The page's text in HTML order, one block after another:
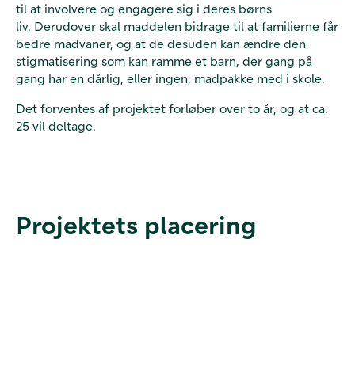
til at involvere og engagere sig i deres børns
liv. Derudover skal maddelen bidrage til at familierne får
bedre madvaner, og at de desuden kan ændre den
stigmatisering som kan ramme et barn, der gang på
gang har en dårlig, eller ingen, madpakke med i skole.
Det forventes af projektet forløber over to år, og at ca.
25 vil deltage.
Projektets placering